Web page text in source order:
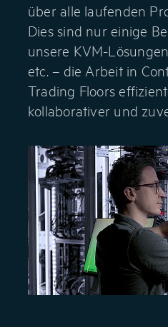
über alle laufenden
Dies sind nur einige
unsere KVM-
etc. – die Arbeit in
Trading Floors
kollaborativer und